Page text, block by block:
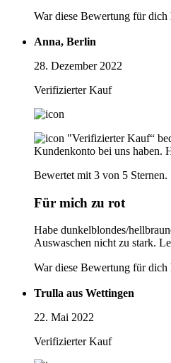
War diese Bewertung für dich
Anna, Berlin
28. Dezember 2022
Verifizierter Kauf
"Verifizierter Kauf“
Kundenkonto bei uns haben.
Bewertet mit 3 von 5 Sternen.
Für mich zu rot
Habe dunkelblondes/
Auswaschen nicht zu stark.
War diese Bewertung für dich
Trulla aus Wettingen
22. Mai 2022
Verifizierter Kauf